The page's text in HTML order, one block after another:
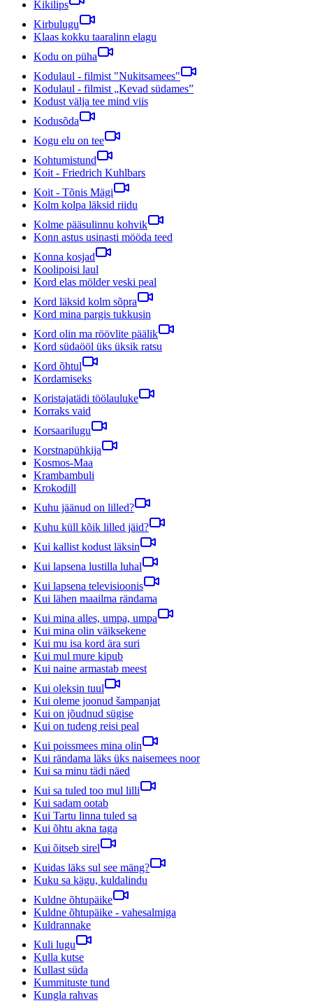
Kikilips
Kirbulugu
Klaas kokku taaralinn elagu
Kodu on püha
Kodulaul - filmist "Nukitsamees"
Kodulaul - filmist „Kevad südames”
Kodust välja tee mind viis
Kodusõda
Kogu elu on tee
Kohtumistund
Koit - Friedrich Kuhlbars
Koit - Tõnis Mägi
Kolm kolpa läksid riidu
Kolme pääsulinnu kohvik
Konn astus usinasti mööda teed
Konna kosjad
Koolipoisi laul
Kord elas mölder veski peal
Kord läksid kolm sõpra
Kord mina pargis tukkusin
Kord olin ma röövlite päälik
Kord südaööl üks üksik ratsu
Kord õhtul
Kordamiseks
Koristajatädi töölauluke
Korraks vaid
Korsaarilugu
Korstnapühkija
Kosmos-Maa
Krambambuli
Krokodill
Kuhu jäänud on lilled?
Kuhu küll kõik lilled jäid?
Kui kallist kodust läksin
Kui lapsena lustilla luhal
Kui lapsena televisioonis
Kui lähen maailma rändama
Kui mina alles, umpa, umpa
Kui mina olin väiksekene
Kui mu isa kord ära suri
Kui mul mure kipub
Kui naine armastab meest
Kui oleksin tuul
Kui oleme joonud šampanjat
Kui on jõudnud sügise
Kui on tudeng reisi peal
Kui poissmees mina olin
Kui rändama läks üks naisemees noor
Kui sa minu tädi näed
Kui sa tuled too mul lilli
Kui sadam ootab
Kui Tartu linna tuled sa
Kui õhtu akna taga
Kui õitseb sirel
Kuidas läks sul see mäng?
Kuku sa kägu, kuldalindu
Kuldne õhtupäike
Kuldne õhtupäike - vahesalmiga
Kuldrannake
Kuli lugu
Kulla kutse
Kullast süda
Kummituste tund
Kungla rahvas